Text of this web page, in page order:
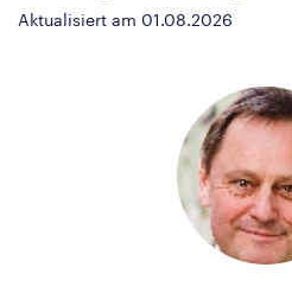
Aktualisiert am 01.08.2026